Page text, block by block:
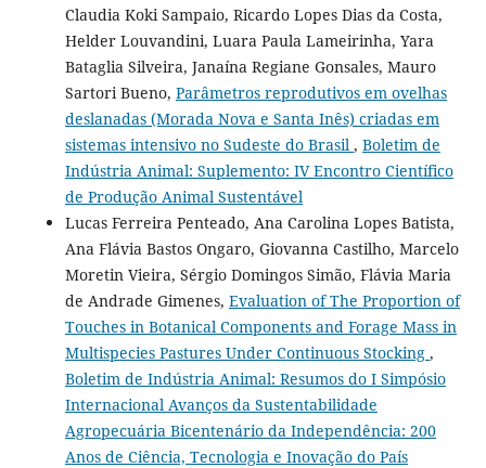
Claudia Koki Sampaio, Ricardo Lopes Dias da Costa,
Helder Louvandini, Luara Paula Lameirinha, Yara
Bataglia Silveira, Janaína Regiane Gonsales, Mauro
Sartori Bueno, Parâmetros reprodutivos em ovelhas
deslanadas (Morada Nova e Santa Inês) criadas em
sistemas intensivo no Sudeste do Brasil , Boletim de
Indústria Animal: Suplemento: IV Encontro Científico
de Produção Animal Sustentável
Lucas Ferreira Penteado, Ana Carolina Lopes Batista,
Ana Flávia Bastos Ongaro, Giovanna Castilho, Marcelo
Moretin Vieira, Sérgio Domingos Simão, Flávia Maria
de Andrade Gimenes, Evaluation of The Proportion of
Touches in Botanical Components and Forage Mass in
Multispecies Pastures Under Continuous Stocking ,
Boletim de Indústria Animal: Resumos do I Simpósio
Internacional Avanços da Sustentabilidade
Agropecuária Bicentenário da Independência: 200
Anos de Ciência, Tecnologia e Inovação do País